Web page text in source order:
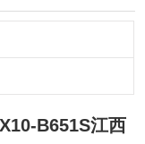
B651S江西